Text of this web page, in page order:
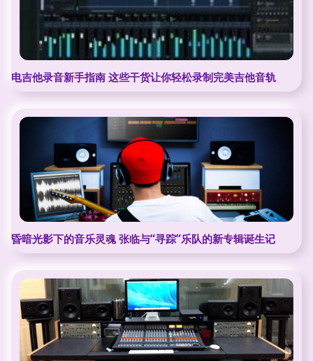
电吉他录音新手指南 这些干货让你轻松录制完美吉他音轨
昏暗光影下的音乐灵魂 张临与“寻踪”乐队的新专辑诞生记